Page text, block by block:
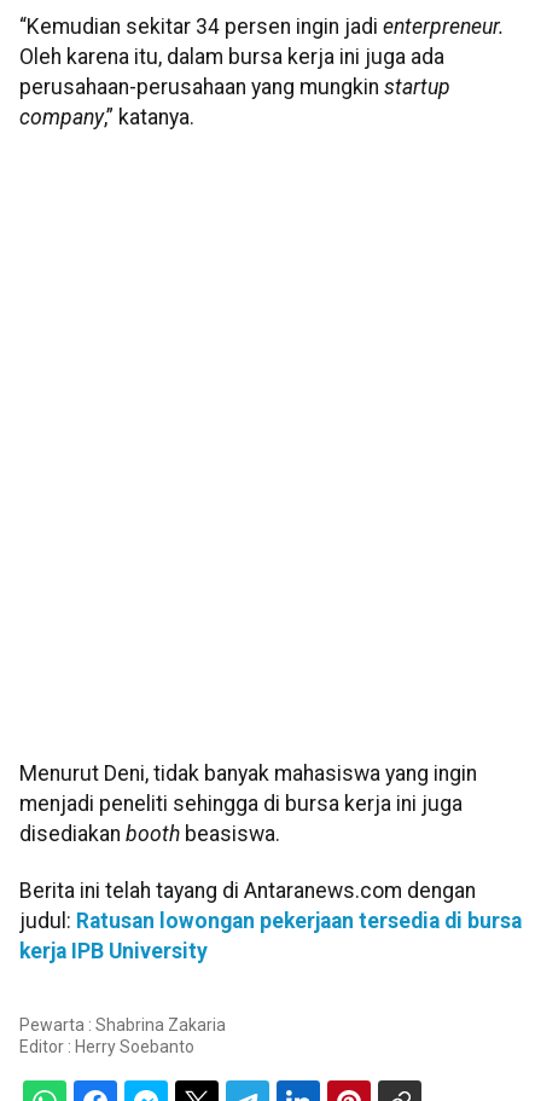
“Kemudian sekitar 34 persen ingin jadi enterpreneur.
Oleh karena itu, dalam bursa kerja ini juga ada
perusahaan-perusahaan yang mungkin startup
company,” katanya.
Menurut Deni, tidak banyak mahasiswa yang ingin
menjadi peneliti sehingga di bursa kerja ini juga
disediakan booth beasiswa.
Berita ini telah tayang di Antaranews.com dengan
judul: Ratusan lowongan pekerjaan tersedia di bursa
kerja IPB University
Pewarta : Shabrina Zakaria
Editor : Herry Soebanto